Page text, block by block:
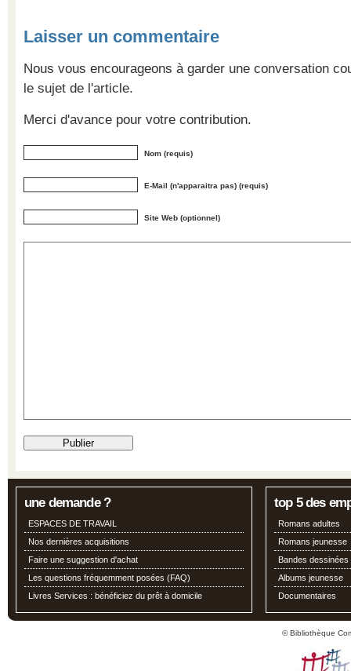
Laisser un commentaire
Nous vous encourageons à garder une conversation
le sujet de l'article.
Merci d'avance pour votre contribution.
Nom (requis)
E-Mail (n'apparaitra pas) (requis)
Site Web (optionnel)
une demande ?
ESPACES DE TRAVAIL
Nos dernières acquisitions
Faire une suggestion d'achat
Les questions fréquemment posées (FAQ)
Livres Services : bénéficiez du prêt à domicile
top 5 des
Romans adultes
Romans jeunesse
Bandes dessinées
Albums jeunesse
Documentaires
© Bibliothèque